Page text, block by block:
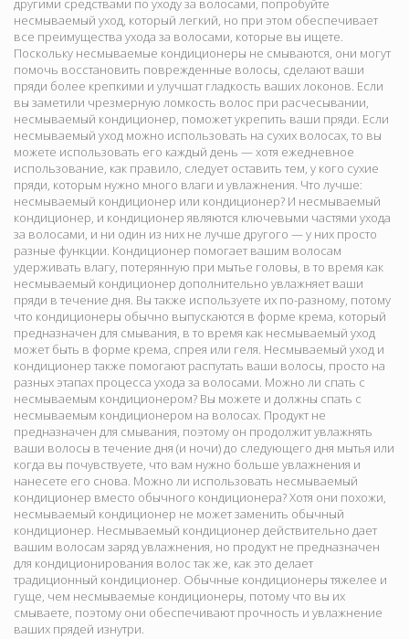
другими средствами по уходу за волосами, попробуйте
несмываемый уход, который легкий, но при этом обеспечивает
все преимущества ухода за волосами, которые вы ищете.
Поскольку несмываемые кондиционеры не смываются, они могут
помочь восстановить поврежденные волосы, сделают ваши
пряди более крепкими и улучшат гладкость ваших локонов. Если
вы заметили чрезмерную ломкость волос при расчесывании,
несмываемый кондиционер, поможет укрепить ваши пряди. Если
несмываемый уход можно использовать на сухих волосах, то вы
можете использовать его каждый день — хотя ежедневное
использование, как правило, следует оставить тем, у кого сухие
пряди, которым нужно много влаги и увлажнения. Что лучше:
несмываемый кондиционер или кондиционер? И несмываемый
кондиционер, и кондиционер являются ключевыми частями ухода
за волосами, и ни один из них не лучше другого — у них просто
разные функции. Кондиционер помогает вашим волосам
удерживать влагу, потерянную при мытье головы, в то время как
несмываемый кондиционер дополнительно увлажняет ваши
пряди в течение дня. Вы также используете их по-разному, потому
что кондиционеры обычно выпускаются в форме крема, который
предназначен для смывания, в то время как несмываемый уход
может быть в форме крема, спрея или геля. Несмываемый уход и
кондиционер также помогают распутать ваши волосы, просто на
разных этапах процесса ухода за волосами. Можно ли спать с
несмываемым кондиционером? Вы можете и должны спать с
несмываемым кондиционером на волосах. Продукт не
предназначен для смывания, поэтому он продолжит увлажнять
ваши волосы в течение дня (и ночи) до следующего дня мытья или
когда вы почувствуете, что вам нужно больше увлажнения и
нанесете его снова. Можно ли использовать несмываемый
кондиционер вместо обычного кондиционера? Хотя они похожи,
несмываемый кондиционер не может заменить обычный
кондиционер. Несмываемый кондиционер действительно дает
вашим волосам заряд увлажнения, но продукт не предназначен
для кондиционирования волос так же, как это делает
традиционный кондиционер. Обычные кондиционеры тяжелее и
гуще, чем несмываемые кондиционеры, потому что вы их
смываете, поэтому они обеспечивают прочность и увлажнение
ваших прядей изнутри.